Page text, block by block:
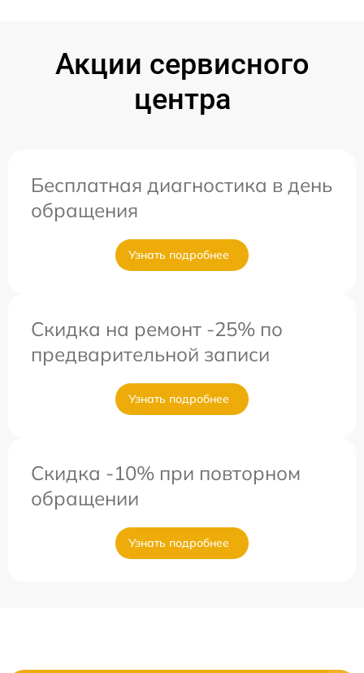
Акции сервисного
центра
Бесплатная диагностика в день
обращения
Узнать подробнее
Скидка на ремонт -25% по
предварительной записи
Узнать подробнее
Скидка -10% при повторном
обращении
Узнать подробнее